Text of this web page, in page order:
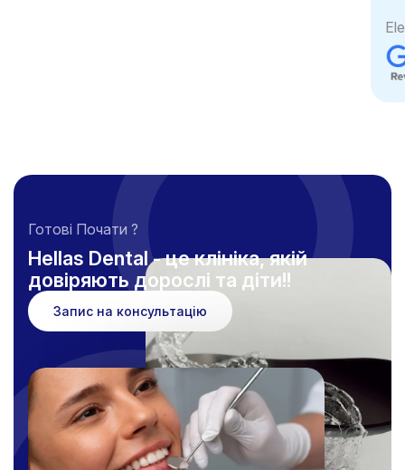
Готові Почати ?
Hellas Dental - це клініка, якій
довіряють дорослі та діти!!
Запис на консультацію